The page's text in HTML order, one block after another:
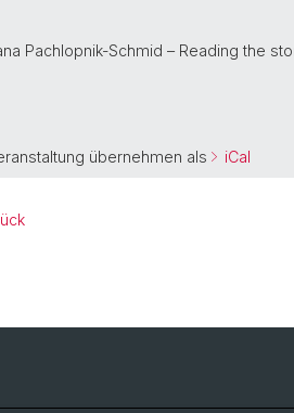
Pachlopnik-Schmid – Reading the
übernehmen als iCal